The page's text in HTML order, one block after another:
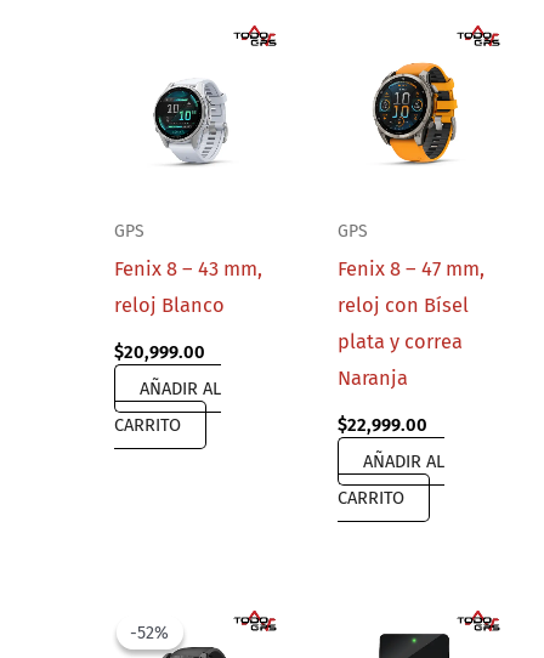
GPS
Fenix 8 – 43 mm,
reloj Blanco
$20,999.00
AÑADIR AL
CARRITO
GPS
Fenix 8 – 47 mm,
reloj con Bísel
plata y correa
Naranja
$22,999.00
AÑADIR AL
CARRITO
-52%
-52%